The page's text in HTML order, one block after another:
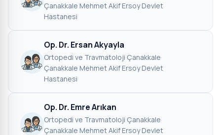
Çanakkale Mehmet Akif Ersoy Devlet
Hastanesi
Op. Dr. Ersan Akyayla
Ortopedi ve Travmatoloji·Çanakkale·
Çanakkale Mehmet Akif Ersoy Devlet
Hastanesi
Op. Dr. Emre Arıkan
Ortopedi ve Travmatoloji·Çanakkale·
Çanakkale Mehmet Akif Ersoy Devlet